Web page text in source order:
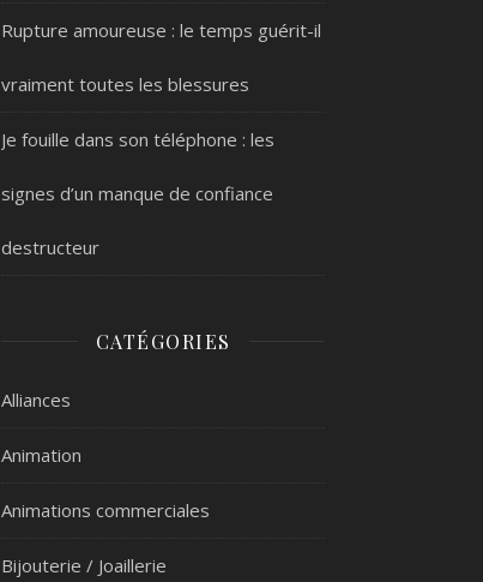
Rupture amoureuse : le temps guérit-il
vraiment toutes les blessures
Je fouille dans son téléphone : les
signes d’un manque de confiance
destructeur
CATÉGORIES
Alliances
Animation
Animations commerciales
Bijouterie / Joaillerie